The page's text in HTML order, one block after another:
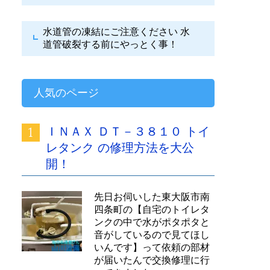
水道管の凍結にご注意ください 水
道管破裂する前にやっとく事！
人気のページ
ＩＮＡＸ ＤＴ－３８１０ トイ
レタンク の修理方法を大公
開！
先日お伺いした東大阪市南
四条町の【自宅のトイレタ
ンクの中で水がポタポタと
音がしているので見てほし
いんです】って依頼の部材
が届いたんで交換修理に行